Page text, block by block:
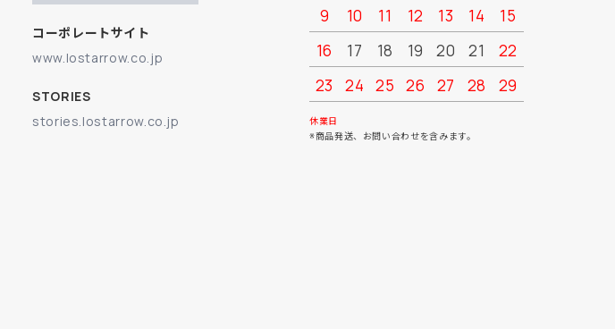
コーポレートサイト
www.lostarrow.co.jp
STORIES
stories.lostarrow.co.jp
9
10 11 12 13 14
15
16
17 18 19 20 21
22
23
24 25 26 27 28
29
30
休業日
※商品発送、お問い合わせを含みます。